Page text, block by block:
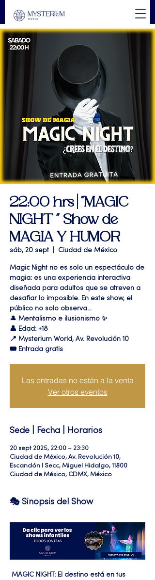
22:00 hrs | "MAGIC
NIGHT " Show de
MAGIA Y HUMOR
sáb, 20 sept Ciudad de México
Magic Night no es solo un espectáculo de
magia: es una experiencia interactiva
diseñada para adultos que se atreven a
desafiar lo imposible. En este show, el
público no solo observa...
🎩 Mentalismo e ilusionismo ✨
👤 Edad: +18
📍 Mysterium World, Av. Revolución 10
🎟️ Entrada gratis
Las entradas no están a la venta
Ver otros eventos
Sede | Fecha | Horarios
20 sept 2025, 22:00 – 23:30
Ciudad de México, Av. Revolución 10,
Escandón I Secc, Miguel Hidalgo, 11800
Ciudad de México, CDMX, México
🎭 Sinopsis del Show
MAGIC NIGHT: El destino está en tus